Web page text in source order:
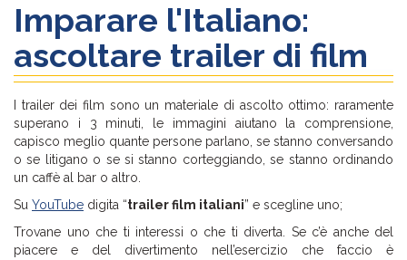
Imparare l'Italiano:
ascoltare trailer di film
I trailer dei film sono un materiale di ascolto ottimo: raramente
superano i 3 minuti, le immagini aiutano la comprensione,
capisco meglio quante persone parlano, se stanno conversando
o se litigano o se si stanno corteggiando, se stanno ordinando
un caffè al bar o altro.
Su YouTube digita “trailer film italiani” e scegline uno;
Trovane uno che ti interessi o che ti diverta. Se c’è anche del
piacere e del divertimento nell’esercizio che faccio è